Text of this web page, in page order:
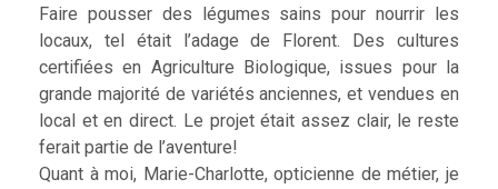
Faire pousser des légumes sains pour nourrir les
locaux, tel était l’adage de Florent. Des cultures
certifiées en Agriculture Biologique, issues pour la
grande majorité de variétés anciennes, et vendues en
local et en direct. Le projet était assez clair, le reste
ferait partie de l’aventure!
Quant à moi, Marie-Charlotte, opticienne de métier, je